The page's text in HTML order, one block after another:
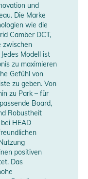
Landen von Tricks
seine Vorzüge
macht die
stabiler. Dieser
liefert ein
Pop.
sind schnell,
Sie entstehen,
werden, sind
aber robuster.
Rider entwickelt. Sie
und
Die Marke
wie die
Camber DCT,
zwischen
Modell ist
zu maximieren
Gefühl von
zu geben. Von
zu Park – für
Board,
Robustheit
HEAD
positiven
Das